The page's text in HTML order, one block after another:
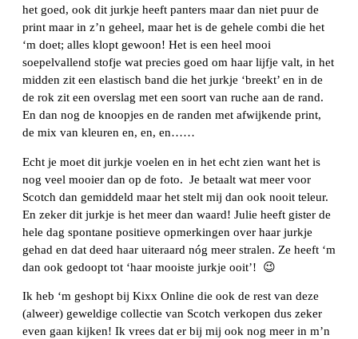
het goed, ook dit jurkje heeft panters maar dan niet puur de
print maar in z’n geheel, maar het is de gehele combi die het
‘m doet; alles klopt gewoon! Het is een heel mooi
soepelvallend stofje wat precies goed om haar lijfje valt, in het
midden zit een elastisch band die het jurkje ‘breekt’ en in de
de rok zit een overslag met een soort van ruche aan de rand.
En dan nog de knoopjes en de randen met afwijkende print,
de mix van kleuren en, en, en……
Echt je moet dit jurkje voelen en in het echt zien want het is
nog veel mooier dan op de foto. Je betaalt wat meer voor
Scotch dan gemiddeld maar het stelt mij dan ook nooit teleur.
En zeker dit jurkje is het meer dan waard! Julie heeft gister de
hele dag spontane positieve opmerkingen over haar jurkje
gehad en dat deed haar uiteraard nóg meer stralen. Ze heeft ‘m
dan ook gedoopt tot ‘haar mooiste jurkje ooit’! 😉
Ik heb ‘m geshopt bij Kixx Online die ook de rest van deze
(alweer) geweldige collectie van Scotch verkopen dus zeker
even gaan kijken! Ik vrees dat er bij mij ook nog meer in m’n